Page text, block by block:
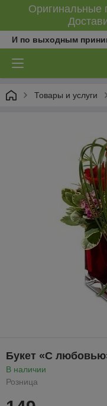
Оригинальные
И по выходным
Товары и услуги
Букет «С
В наличии
Розница